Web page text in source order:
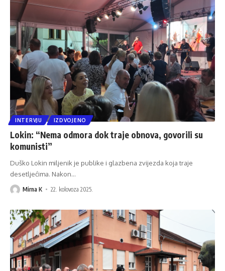
INTERVJU IZDVOJENO
Lokin: “Nema odmora dok traje obnova, govorili su
komunisti”
Duško Lokin miljenik je publike i glazbena zvijezda koja traje
desetljećima. Nakon…
Mirna K 22. kolovoza 2025.